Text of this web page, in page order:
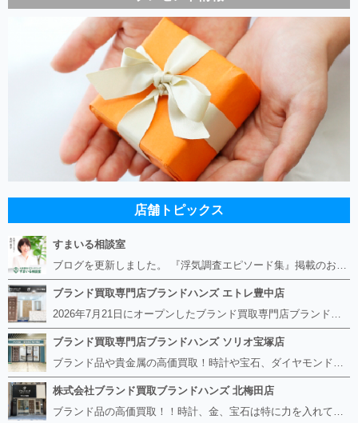
店舗トピックス
すまいる相談室
ブログを更新しました。 『浮気調査エピソード集』掲載のお知らせ https://smile-soudan.net/index.php?QBlog-20260808-1
ブランド買取専門店ブランドハンズ エトレ豊中店
2026年7月21日にオープンしたブランド買取専門店ブランドハンズ エトレ豊中店です。 阪急豊中駅直結のショッピングモール エトレとよなかの１階に店舗がございます。 金・貴金属、ブランド品、時計、宝石などその他ブランド食器や美容機器、ブランド香水や化粧品などの取り扱いもございます。 熟練の鑑定士が親切・丁寧に接客、査定をさせていただきます。 査定だけでもOK。お気軽にご来店下さいませ！
ブランド買取専門店ブランドハンズ ソリオ宝塚店
ブランド品や貴金属の高価買取！時計や宝石、ダイヤモンドなど家に眠っているものがあったら捨てる前にブランドハンズへお越しください。 査定料は無料、お値段が付くものかお調べいたします！ 宅配買取もありますので使っていない古いルイヴィトンのバッグや財布、壊れているオメガの時計、千切れている金のネックレスや指輪、小型家電も取り扱っておりますのでお気軽にご利用下さい☆ その他ブランド食器、銀シルバー製品、美容機器、脱毛器、スマホなど幅広く取り扱っております！
株式会社ブランド買取ブランドハンズ 北梅田店
ブランド品の高価買取！！時計、金、宝石は特に力を入れています！ ルイヴィトン、シャネル、ロレックス、エルメスはもちろん、グッチ、プラダ、セリーヌ、フェンディなどなど、 その他ブランド食器、銀シルバー製品、美容機器、脱毛器、スマホなど幅広く取り扱っているので まずは無料査定にお越しください！ 手数料は全て無料！全国対応の宅配買取も行っておりますのでお気軽にご連絡下さい！